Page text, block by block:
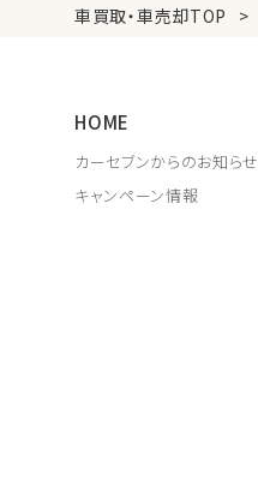
車買取・車売却TOP
HOME
カーセブンからのお知らせ
キャンペーン情報